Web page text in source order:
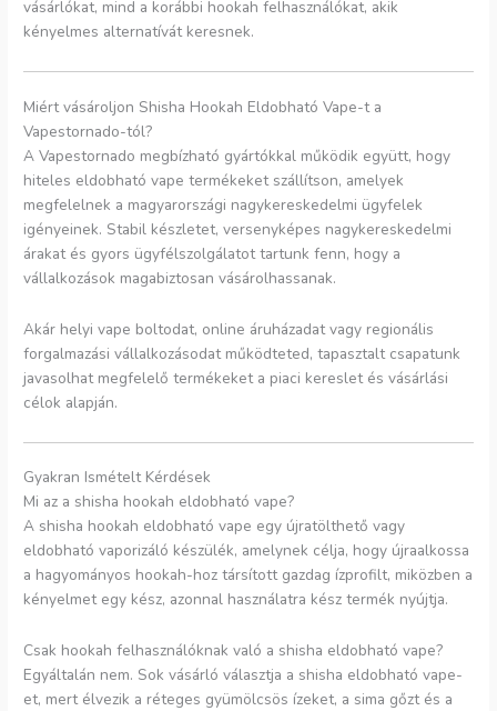
vásárlókat, mind a korábbi hookah felhasználókat, akik
kényelmes alternatívát keresnek.
Miért vásároljon Shisha Hookah Eldobható Vape-t a
Vapestornado-tól?
A Vapestornado megbízható gyártókkal működik együtt, hogy
hiteles eldobható vape termékeket szállítson, amelyek
megfelelnek a magyarországi nagykereskedelmi ügyfelek
igényeinek. Stabil készletet, versenyképes nagykereskedelmi
árakat és gyors ügyfélszolgálatot tartunk fenn, hogy a
vállalkozások magabiztosan vásárolhassanak.
Akár helyi vape boltodat, online áruházadat vagy regionális
forgalmazási vállalkozásodat működteted, tapasztalt csapatunk
javasolhat megfelelő termékeket a piaci kereslet és vásárlási
célok alapján.
Gyakran Ismételt Kérdések
Mi az a shisha hookah eldobható vape?
A shisha hookah eldobható vape egy újratölthető vagy
eldobható vaporizáló készülék, amelynek célja, hogy újraalkossa
a hagyományos hookah-hoz társított gazdag ízprofilt, miközben a
kényelmet egy kész, azonnal használatra kész termék nyújtja.
Csak hookah felhasználóknak való a shisha eldobható vape?
Egyáltalán nem. Sok vásárló választja a shisha eldobható vape-
et, mert élvezik a réteges gyümölcsös ízeket, a sima gőzt és a